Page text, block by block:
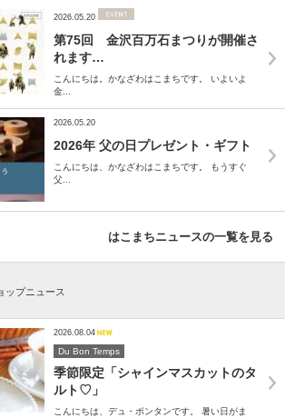
2026.05.20
第75回 金沢百万石まつりが開催さ
れます…
こんにちは。かなざわはこまちです。 いよいよ
金...
2026.05.20
2026年 父の日プレゼント・ギフト
こんにちは、かなざわはこまちです。 もうすぐ
父...
はこまちニュースの一覧を見る
ップニュース
2026.08.04
Du Bon Temps
季節限定「シャインマスカットのタ
ルト♡」
こんにちは、デュ・ボンタンです。 暑い日がま